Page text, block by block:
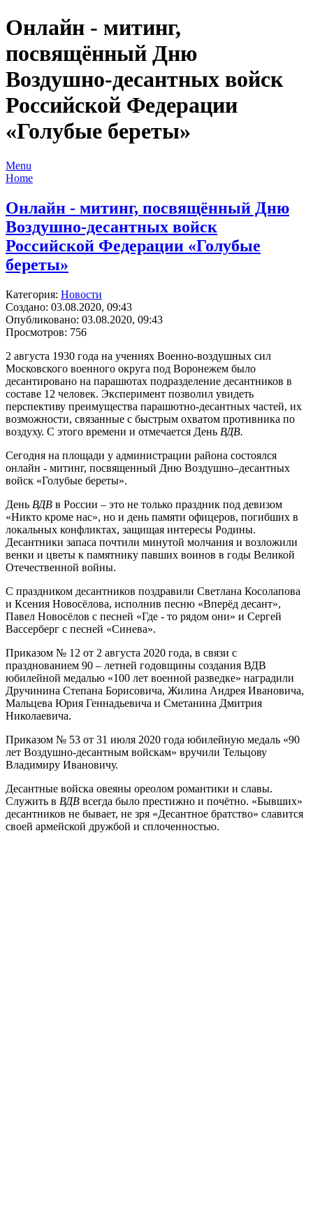
Онлайн - митинг,
посвящённый Дню
Воздушно-десантных войск
Российской Федерации
«Голубые береты»
Menu
Home
Онлайн - митинг, посвящённый Дню
Воздушно-десантных войск
Российской Федерации «Голубые
береты»
Категория: Новости
Создано: 03.08.2020, 09:43
Опубликовано: 03.08.2020, 09:43
Просмотров: 756
2 августа 1930 года на учениях Военно-воздушных сил
Московского военного округа под Воронежем было
десантировано на парашютах подразделение десантников в
составе 12 человек. Эксперимент позволил увидеть
перспективу преимущества парашютно-десантных частей, их
возможности, связанные с быстрым охватом противника по
воздуху. С этого времени и отмечается День ВДВ.
Сегодня на площади у администрации района состоялся
онлайн - митинг, посвященный Дню Воздушно–десантных
войск «Голубые береты».
День ВДВ в России – это не только праздник под девизом
«Никто кроме нас», но и день памяти офицеров, погибших в
локальных конфликтах, защищая интересы Родины.
Десантники запаса почтили минутой молчания и возложили
венки и цветы к памятнику павших воинов в годы Великой
Отечественной войны.
С праздником десантников поздравили Светлана Косолапова
и Ксения Новосёлова, исполнив песню «Вперёд десант»,
Павел Новосёлов с песней «Где - то рядом они» и Сергей
Вассерберг с песней «Синева».
Приказом № 12 от 2 августа 2020 года, в связи с
празднованием 90 – летней годовщины создания ВДВ
юбилейной медалью «100 лет военной разведке» наградили
Дручинина Степана Борисовича, Жилина Андрея Ивановича,
Мальцева Юрия Геннадьевича и Сметанина Дмитрия
Николаевича.
Приказом № 53 от 31 июля 2020 года юбилейную медаль «90
лет Воздушно-десантным войскам» вручили Тельцову
Владимиру Ивановичу.
Десантные войска овеяны ореолом романтики и славы.
Служить в ВДВ всегда было престижно и почётно. «Бывших»
десантников не бывает, не зря «Десантное братство» славится
своей армейской дружбой и сплоченностью.